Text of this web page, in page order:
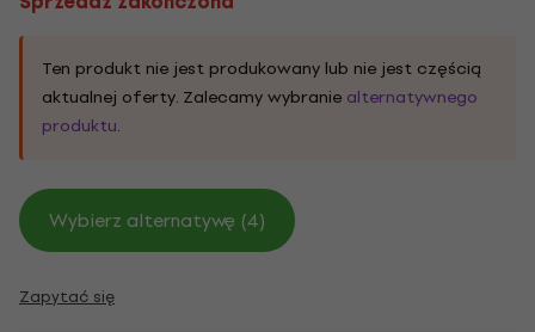
Ten produkt nie jest produkowany lub nie jest częścią
aktualnej oferty. Zalecamy wybranie alternatywnego
produktu.
Wybierz alternatywę (4)
Zapytać się